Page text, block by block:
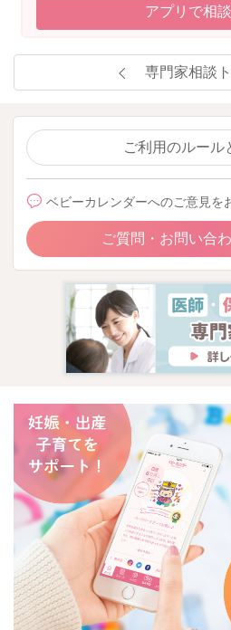
アプリで相
専門家相談
ご利用のルール
ベビーカレンダーへのご意見を
ご質問・お問い合